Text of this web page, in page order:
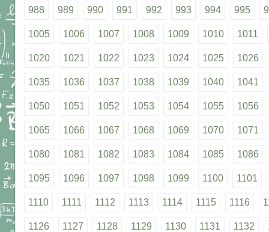
988 989 990 991 992 993 994 995
1005 1006 1007 1008 1009 1010 1011
1020 1021 1022 1023 1024 1025 1026
1035 1036 1037 1038 1039 1040 1041
1050 1051 1052 1053 1054 1055 1056
1065 1066 1067 1068 1069 1070 1071
1080 1081 1082 1083 1084 1085 1086
1095 1096 1097 1098 1099 1100 1101
1110 1111 1112 1113 1114 1115 1116
1126 1127 1128 1129 1130 1131 1132